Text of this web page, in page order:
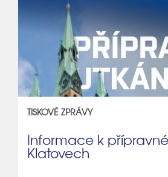
TISKOVÉ ZPRÁVY
Informace k
Klatovech